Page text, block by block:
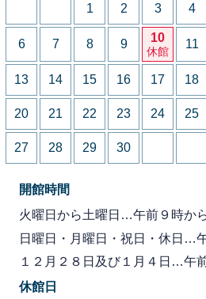
1 2 3 4
6 7 8 9 10
休館
11
13 14 15 16 17 18
20 21 22 23 24 25
27 28 29 30
開館時間
火曜日から土曜日…午前９時か
日曜日・月曜日・祝日・休日…
１２月２８日及び１月４日…午
休館日